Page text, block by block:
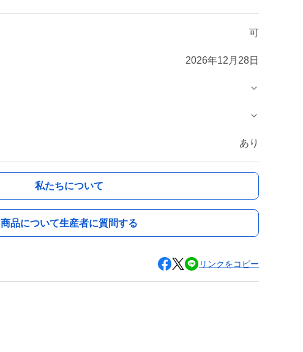
可
2026年12月28日
あり
私たちについて
商品について生産者に質問する
リンクをコピー